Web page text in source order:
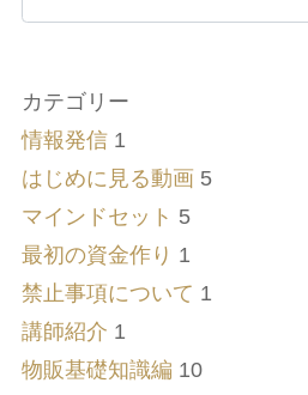
カテゴリー
情報発信 1
はじめに見る動画 5
マインドセット 5
最初の資金作り 1
禁止事項について 1
講師紹介 1
物販基礎知識編 10